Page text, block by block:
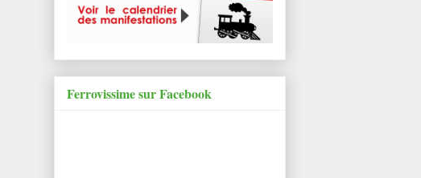
Ferrovissime sur Facebook